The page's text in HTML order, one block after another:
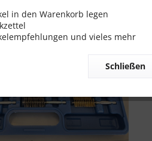
in den Warenkorb legen
und vieles mehr
Schließen